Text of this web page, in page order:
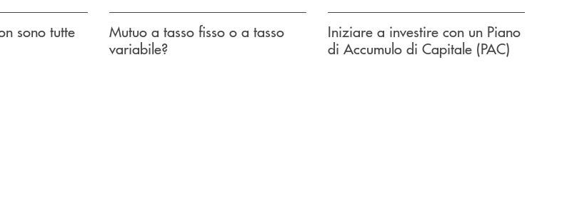
sono tutte
Mutuo a tasso fisso o a tasso
variabile?
Iniziare a investire con un Piano
di Accumulo di Capitale (PAC)